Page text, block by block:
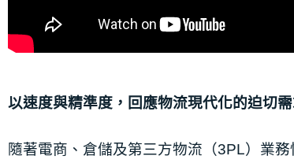
以速度與精準度，回應物流現代化的迫切
隨著電商、倉儲及第三方物流（3PL）業